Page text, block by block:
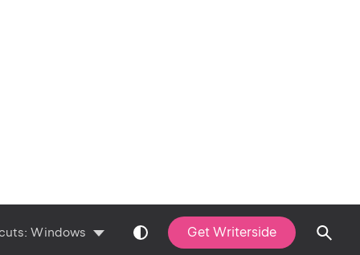
Windows Get Writerside